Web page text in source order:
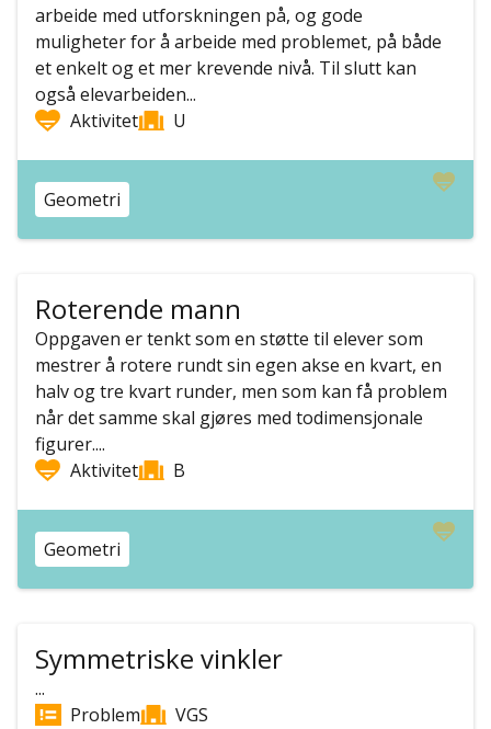
arbeide med utforskningen på, og gode
muligheter for å arbeide med problemet, på både
et enkelt og et mer krevende nivå. Til slutt kan
også elevarbeiden...
Aktivitet
U
Geometri
Roterende mann
Oppgaven er tenkt som en støtte til elever som
mestrer å rotere rundt sin egen akse en kvart, en
halv og tre kvart runder, men som kan få problem
når det samme skal gjøres med todimensjonale
figurer....
Aktivitet
B
Geometri
Symmetriske vinkler
...
Problem
VGS